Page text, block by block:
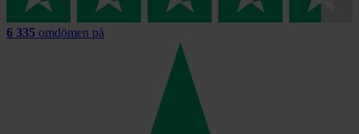
6 335 omdömen på